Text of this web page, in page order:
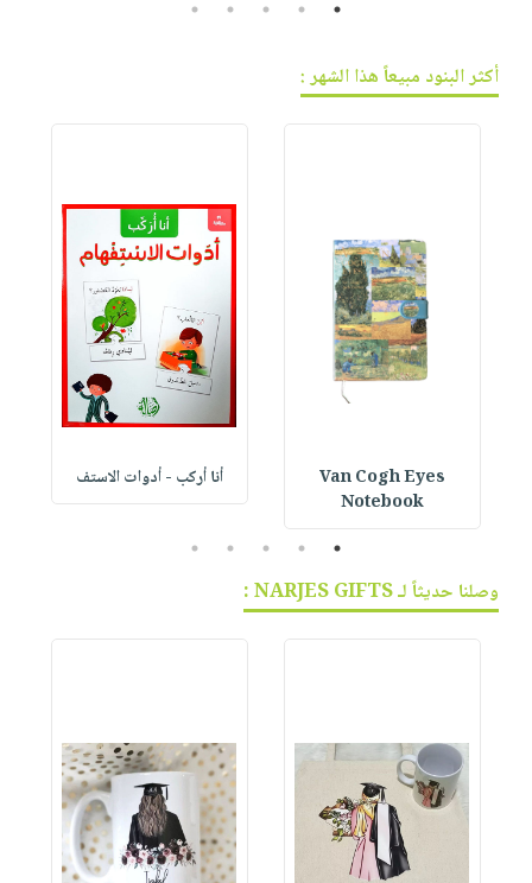
1
2
3
4
5
أكثر البنود مبيعاً هذا الشهر :
Van Cogh Eyes
Notebook
أنا أركب - أدوات الاستف
1
2
3
4
5
وصلنا حديثاً لـ NARJES GIFTS :